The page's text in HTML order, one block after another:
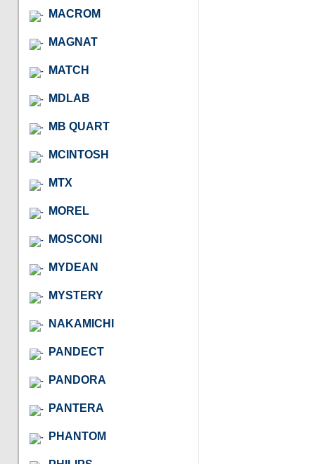
MACROM
MAGNAT
MATCH
MDLAB
MB QUART
MCINTOSH
MTX
MOREL
MOSCONI
MYDEAN
MYSTERY
NAKAMICHI
PANDECT
PANDORA
PANTERA
PHANTOM